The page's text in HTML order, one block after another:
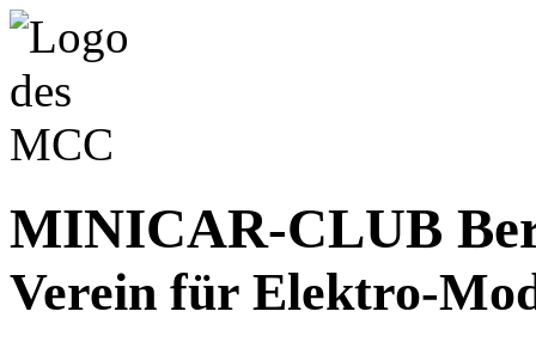
MINICAR-CLUB
Verein für Elektro-